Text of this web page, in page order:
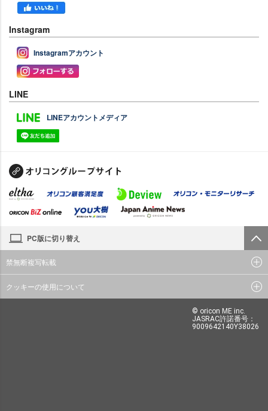
Instagram
Instagramアカウント
LINE
LINEアカウントメディア
PC版に切り替え
禁無断複写転載
クッキーの使用について
© oricon ME inc.
JASRAC許諾番号：
9009642140Y38026